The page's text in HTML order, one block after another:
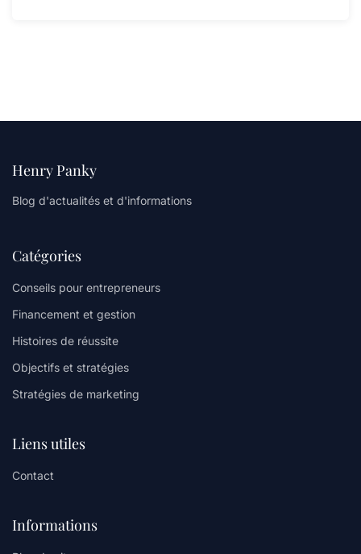
Henry Panky
Blog d'actualités et d'informations
Catégories
Conseils pour entrepreneurs
Financement et gestion
Histoires de réussite
Objectifs et stratégies
Stratégies de marketing
Liens utiles
Contact
Informations